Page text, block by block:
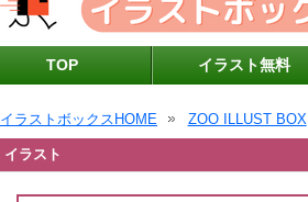
TOP イラスト無料
イラストボックスHOME ZOO ILLUST BOX
イラスト